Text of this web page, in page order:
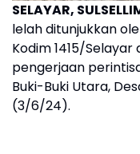
SELAYAR,
lelah ditunjukkan
Kodim 1415/
pengerjaan
Buki-Buki Utara,
(3/6/24).